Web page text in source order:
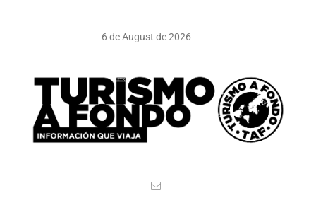
6 de August de 2026